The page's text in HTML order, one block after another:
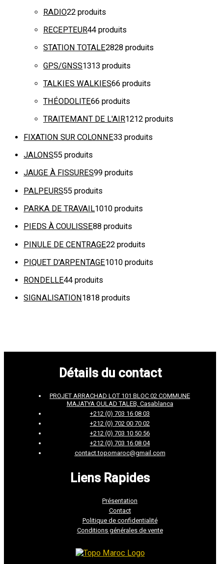
RADIO22 produits
RECEPTEUR44 produits
STATION TOTALE2828 produits
GPS/GNSS1313 produits
TALKIES WALKIES66 produits
THÉODOLITE66 produits
TRAITEMANT DE L'AIR1212 produits
FIXATION SUR COLONNE33 produits
JALONS55 produits
JAUGE À FISSURES99 produits
PALPEURS55 produits
PARKA DE TRAVAIL1010 produits
PIEDS À COULISSE88 produits
PINULE DE CENTRAGE22 produits
PIQUET D'ARPENTAGE1010 produits
RONDELLE44 produits
SIGNALISATION 1818 produits
Détails du contact
PROJET ARRACHAD LOT 101 BLOC 02 COMMUNE
MAJATYA OULAD TALEB, Casablanca
+212 (0) 703 16 08 03
+212 (0) 702 00 70 02
+212 (0) 703 10 50 56
+212 (0) 703 16 08 04
contact.topomaroc@gmail.com
Liens Rapides
Présentation
Contact
Politique de confidentialité
Conditions générales de vente